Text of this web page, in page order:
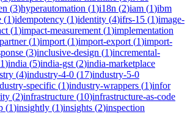
(3)hyperautomation (1)i18n (2)iam (1)ibm
(1)idempotency (1)identity (4)ifrs-15 (1)image-
(1)impact-measurement (1)implementation
(1)import (1)import-export (1)import-
(3)inclusive-design (1)incremental-
1)india (5)india-gst (2)india-marketplace
(4)industry-4-0 (17)industry-5-0
specific (1)industry-wrappers (1)infor
(2)infrastructure (10)infrastructure-as-code
(1)insightly (1)insights (2)inspection